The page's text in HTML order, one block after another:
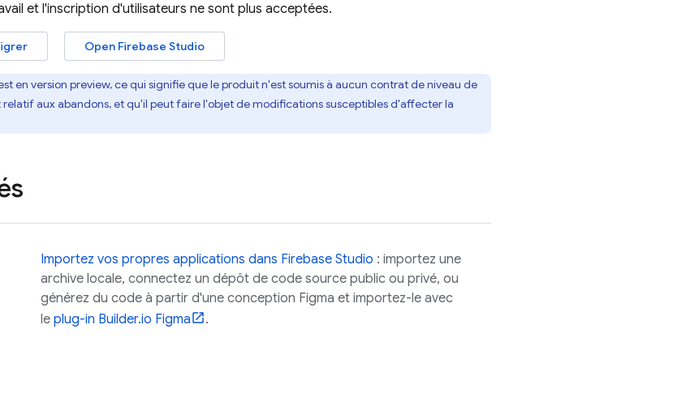
et l'inscription d'utilisateurs ne sont plus acceptées.
Open Firebase Studio
en version preview, ce qui signifie que le produit n'est soumis à aucun contrat de niveau de
aux abandons, et qu'il peut faire l'objet de modifications susceptibles d'affecter la
Importez vos propres applications dans Firebase Studio : importez une
archive locale, connectez un dépôt de code source public ou privé, ou
générez du code à partir d'une conception Figma et importez-le avec
le plug-in Builder.io Figma .